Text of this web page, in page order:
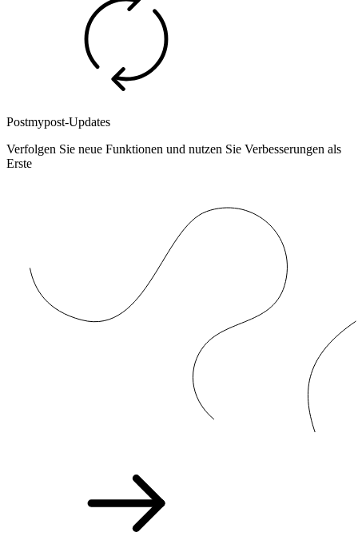
Postmypost-Updates
Verfolgen Sie neue Funktionen und nutzen Sie Verbesserungen als
Erste